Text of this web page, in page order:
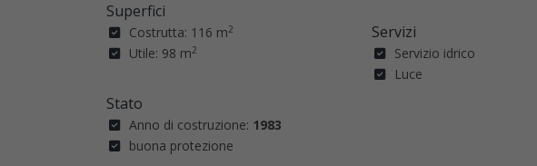
Superfici
Costrutta: 116 m2
Utile: 98 m2
Stato
Anno di costruzione: 1983
buona protezione
Servizi
Servizio idrico
Luce